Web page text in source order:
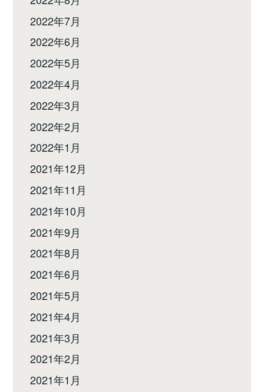
2022年7月
2022年6月
2022年5月
2022年4月
2022年3月
2022年2月
2022年1月
2021年12月
2021年11月
2021年10月
2021年9月
2021年8月
2021年6月
2021年5月
2021年4月
2021年3月
2021年2月
2021年1月